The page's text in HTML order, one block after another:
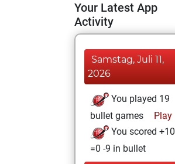
Your Latest App
Activity
Samstag, Juli 11,
2026
You played 19
bullet games
Play
You scored +10
=0 -9 in bullet